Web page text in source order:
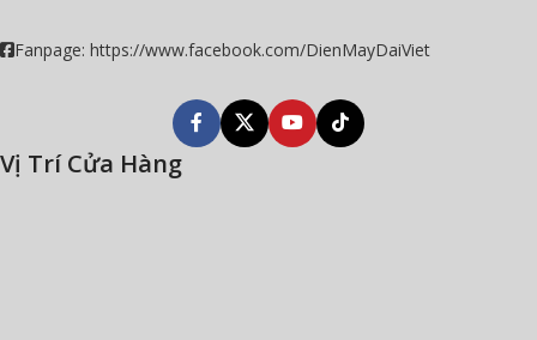
Fanpage: https://www.facebook.com/DienMayDaiViet
Vị Trí Cửa Hàng